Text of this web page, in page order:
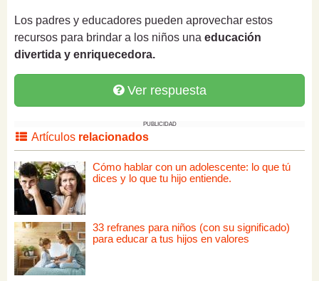
Los padres y educadores pueden aprovechar estos
recursos para brindar a los niños una educación
divertida y enriquecedora.
Ver respuesta
PUBLICIDAD
Artículos relacionados
Cómo hablar con un adolescente: lo que tú
dices y lo que tu hijo entiende.
33 refranes para niños (con su significado)
para educar a tus hijos en valores